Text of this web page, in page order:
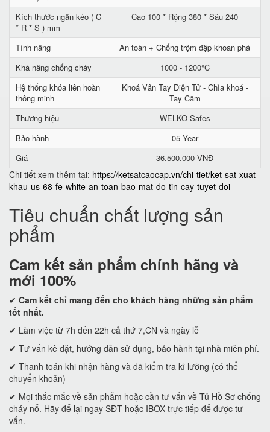
Kích thước ngăn kéo ( C
* R * S ) mm
Cao 100 * Rộng 380 * Sâu 240
Tính năng
An toàn + Chống trộm đập khoan phá
Khả năng chống cháy
1000 - 1200°C
Hệ thống khóa liên hoàn
thông minh
Khoá Vân Tay Điện Tử - Chìa khoá -
Tay Cầm
Thương hiệu
WELKO Safes
Bảo hành
05 Year
Giá
36.500.000 VNĐ
Chi tiết xem thêm tại: https://ketsatcaocap.vn/chi-tiet/ket-sat-xuat-
khau-us-68-fe-white-an-toan-bao-mat-do-tin-cay-tuyet-doi
Tiêu chuẩn chất lượng sản
phẩm
Cam kết sản phẩm chính hãng và
mới 100%
✔ Cam kết chỉ mang đến cho khách hàng những sản phẩm
tốt nhất.
✔ Làm việc từ 7h đến 22h cả thứ 7,CN và ngày lễ
✔ Tư vấn kê đặt, hướng dẫn sử dụng, bảo hành tại nhà miễn phí.
✔ Thanh toán khi nhận hàng và đã kiểm tra kĩ lưỡng (có thể
chuyển khoản)
✔ Mọi thắc mắc về sản phẩm hoặc cần tư vấn về Tủ Hồ Sơ chống
cháy nổ. Hãy để lại ngay SĐT hoặc IBOX trực tiếp để được tư
vấn.